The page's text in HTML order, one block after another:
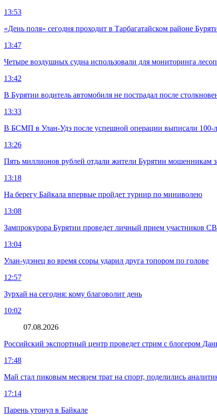
13:53
«День поля» сегодня проходит в Тарбагатайском районе
13:47
Четыре воздушных судна использовали для мониторинга
13:42
В Бурятии водитель автомобиля не пострадал после
13:33
В БСМП в Улан-Удэ после успешной операции выписали 100-
13:26
Пять миллионов рублей отдали жители Бурятии мошенникам
13:18
На берегу Байкала впервые пройдет турнир по миниволею
13:08
Зампрокурора Бурятии проведет личный прием участников
13:04
Улан-удэнец во время ссоры ударил друга топором по голове
12:57
Зурхай на сегодня: кому благоволит день
10:02
07.08.2026
Российский экспортный центр проведет стрим с блогером
17:48
Май стал пиковым месяцем трат на спорт, поделились
17:14
Парень утонул в Байкале